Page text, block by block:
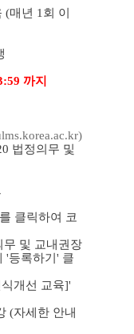
매년 1회 이
까지
법정의무 및
클릭하여 코
및 교내권장
'등록하기' 클
개선 교육]'
(자세한 안내